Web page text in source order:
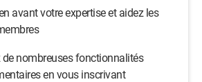
avant votre expertise et aidez les
de nombreuses fonctionnalités
en vous inscrivant